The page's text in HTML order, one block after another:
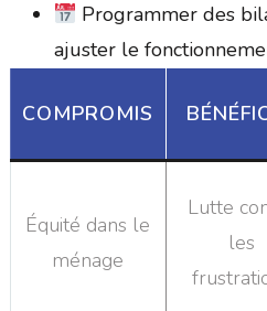
Programmer des
ajuster le
COMPROMIS
Équité dans le
ménage
Lutte
les